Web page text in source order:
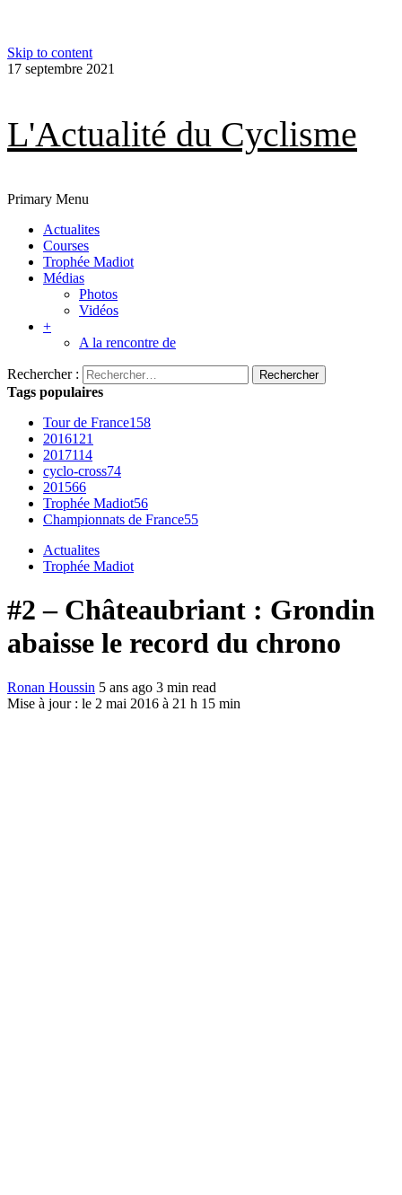
Skip to content
17 septembre 2021
L'Actualité du Cyclisme
Primary Menu
Actualites
Courses
Trophée Madiot
Médias
Photos
Vidéos
+
A la rencontre de
Rechercher :
Tags populaires
Tour de France158
2016121
2017114
cyclo-cross74
201566
Trophée Madiot56
Championnats de France55
Actualites
Trophée Madiot
#2 – Châteaubriant : Grondin
abaisse le record du chrono
Ronan Houssin 5 ans ago 3 min read
Mise à jour : le 2 mai 2016 à 21 h 15 min